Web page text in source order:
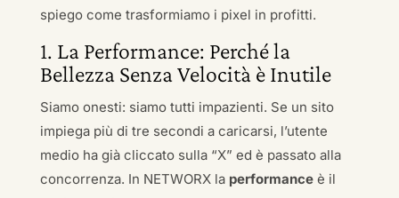
spiego come trasformiamo i pixel in profitti.
1. La Performance: Perché la
Bellezza Senza Velocità è Inutile
Siamo onesti: siamo tutti impazienti. Se un sito
impiega più di tre secondi a caricarsi, l’utente
medio ha già cliccato sulla “X” ed è passato alla
concorrenza. In NETWORX la performanceè il